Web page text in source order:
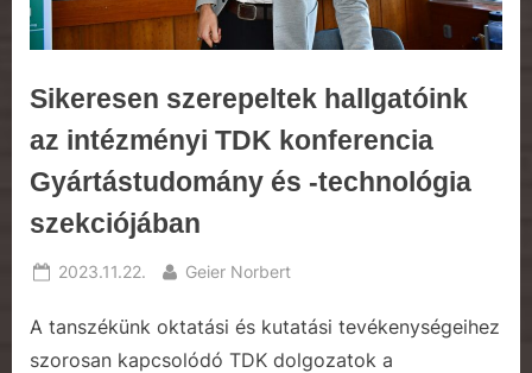
Sikeresen szerepeltek hallgatóink
az intézményi TDK konferencia
Gyártástudomány és -technológia
szekciójában
Posted
2023.11.22. By
Geier Norbert
A tanszékünk oktatási és kutatási tevékenységeihez
szorosan kapcsolódó TDK dolgozatok a